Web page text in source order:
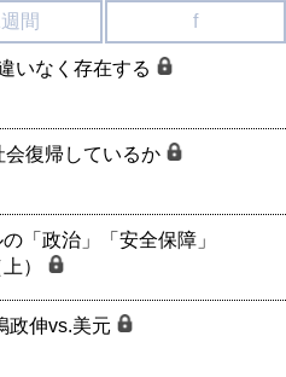
間 f
いなく存在する
復帰しているか
「政治」「安全保障」
）
政伸vs.美元